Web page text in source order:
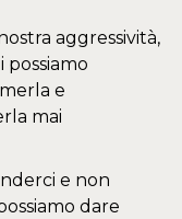
aggressività,
possiamo
e
mai
e non
dare